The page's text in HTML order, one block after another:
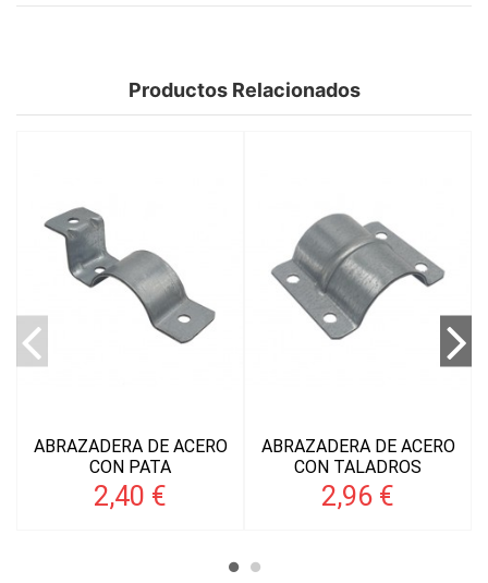
Productos Relacionados
ABRAZADERA DE ACERO
CON PATA
2,40 €
ABRAZADERA DE ACERO
CON TALADROS
2,96 €